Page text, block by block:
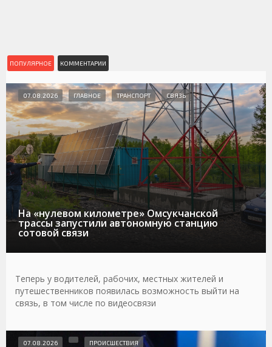
ПОПУЛЯРНОЕ КОММЕНТАРИИ
На «нулевом километре» Омсукчанской
трассы запустили автономную станцию
сотовой связи
07.08.2026 ГЛАВНОЕ ТРАНСПОРТ СВЯЗЬ
Теперь у водителей, рабочих, местных жителей и
путешественников появилась возможность выйти на
связь, в том числе по видеосвязи
07.08.2026 ПРОИСШЕСТВИЯ